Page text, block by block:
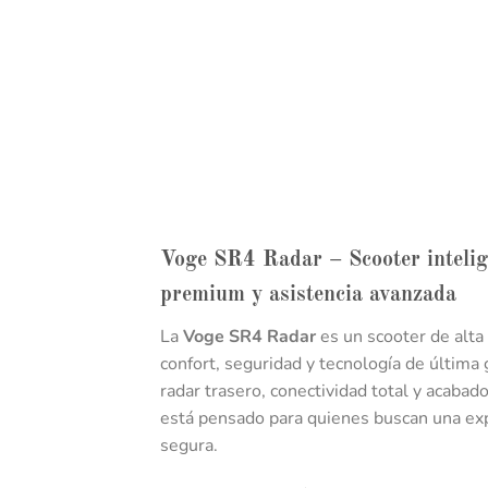
Voge SR4 Radar – Scooter
premium y asistencia avanzada
LaVoge SR4 Radares un scooter de
confort, seguridad y tecnología de última
radar trasero, conectividad total y
está pensado para quienes buscan una
segura.